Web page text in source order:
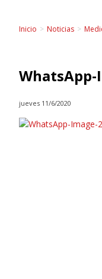
Inicio > Noticias >
WhatsApp-
jueves 11/6/2020